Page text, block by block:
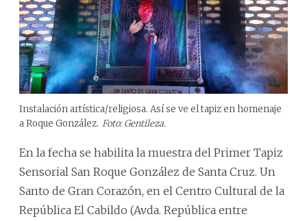
Instalación artística/religiosa. Así se ve el tapiz en homenaje
a Roque González. Foto: Gentileza.
En la fecha se habilita la muestra del Primer Tapiz
Sensorial San Roque González de Santa Cruz. Un
Santo de Gran Corazón, en el Centro Cultural de la
República El Cabildo (Avda. República entre